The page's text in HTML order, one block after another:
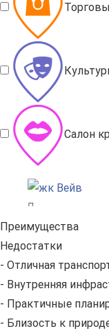
Салон
Преимущества
Недостатки
- Отличная
- Внутренняя
- Практичные
- Близость к